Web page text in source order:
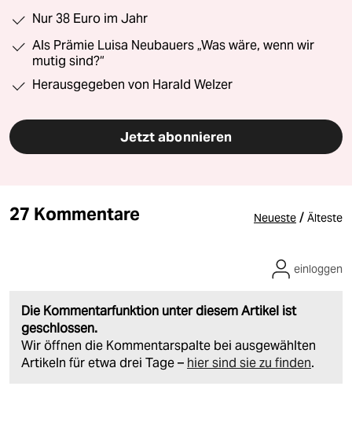
Nur 38 Euro im Jahr
Als Prämie Luisa Neubauers „Was wäre, wenn wir
mutig sind?“
Herausgegeben von Harald Welzer
Jetzt abonnieren
27 Kommentare Neueste / Älteste
Die Kommentarfunktion unter diesem Artikel ist
geschlossen.
Wir öffnen die Kommentarspalte bei ausgewählten
Artikeln für etwa drei Tage – hier sind sie zu finden.
einloggen